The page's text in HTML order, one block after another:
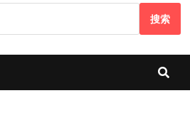
搜索